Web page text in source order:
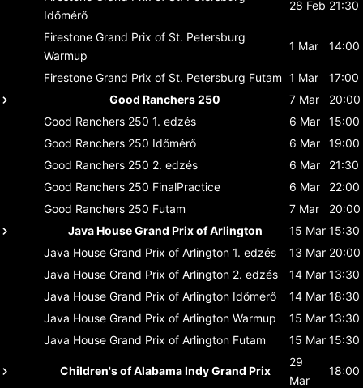
Időmérő
28 Feb 21:30
Firestone Grand Prix of St. Petersburg
Warmup
1 Mar 14:00
Firestone Grand Prix of St. Petersburg Futam 1 Mar
17:00
Good Ranchers 250
7 Mar
20:00
Good Ranchers 250 1. edzés 6 Mar
15:00
Good Ranchers 250 Időmérő 6 Mar
19:00
Good Ranchers 250 2. edzés 6 Mar
21:30
Good Ranchers 250 FinalPractice 6 Mar
22:00
Good Ranchers 250 Futam 7 Mar
20:00
Java House Grand Prix of Arlington
15 Mar 15:30
Java House Grand Prix of Arlington 1. edzés 13 Mar 20:00
Java House Grand Prix of Arlington 2. edzés 14 Mar 13:30
Java House Grand Prix of Arlington Időmérő 14 Mar 18:30
Java House Grand Prix of Arlington Warmup 15 Mar 13:30
Java House Grand Prix of Arlington Futam 15 Mar 15:30
Children's of Alabama Indy Grand Prix
29
Mar
18:00